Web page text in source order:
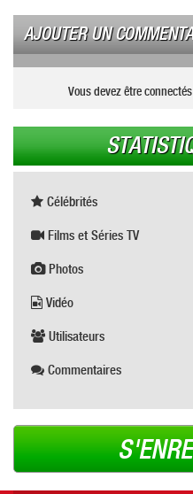
AJOUTER UN
Vous devez être
Célébrités
Films et Séries TV
Photos
Vidéo
Utilisateurs
Commentaires